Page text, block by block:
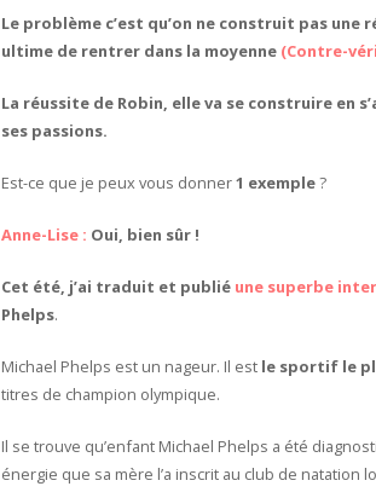
Le problème c’est qu’on ne construit pas
ultime de rentrer dans la moyenne (Contre-
La réussite de Robin, elle va se construire en
ses passions.
Est-ce que je peux vous donner1 exemple?
Anne-Lise : Oui, bien sûr !
Cet été, j’ai traduit et publié une superbe
Phelps.
Michael Phelps est un nageur. Il est le sportif le
titres de champion olympique.
Il se trouve qu’enfant Michael Phelps a été
énergie que sa mère l’a inscrit au club de natation